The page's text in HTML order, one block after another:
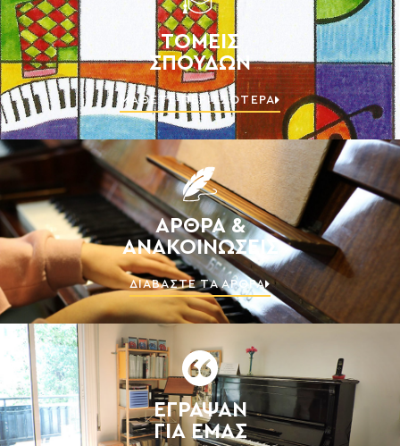
ΤΟΜΕΙΣ
ΣΠΟΥΔΩΝ
ΜΑΘΕΤΕ ΠΕΡΙΣΣΟΤΕΡΑ
ΑΡΘΡΑ &
ΑΝΑΚΟΙΝΩΣΕΙΣ
ΔΙΑΒΑΣΤΕ ΤΑ ΑΡΘΡΑ
ΕΓΡΑΨΑΝ
ΓΙΑ ΕΜΑΣ